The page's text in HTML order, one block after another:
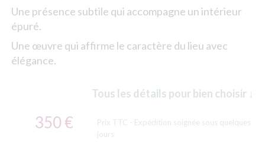
Une présence subtile qui accompagne un intérieur
épuré.
Une œuvre qui affirme le caractère du lieu avec
élégance.
Tous les détails pour bien choisir ↓
350 € Prix TTC
- Expédition soignée sous quelques
jours